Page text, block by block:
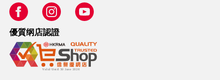
優質纲店認證